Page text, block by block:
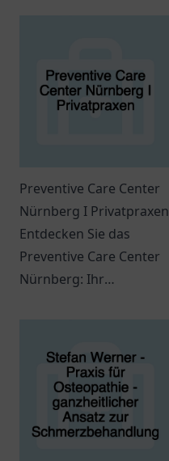
Preventive Care Center
Nürnberg I Privatpraxen
Entdecken Sie das
Preventive Care Center
Nürnberg: Ihr
und präventive
Maßnahmen.